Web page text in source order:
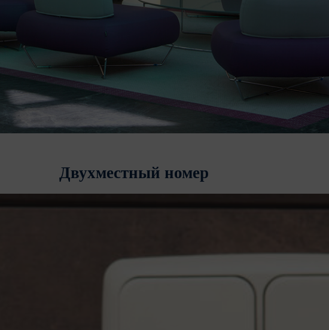
Двухместный номер